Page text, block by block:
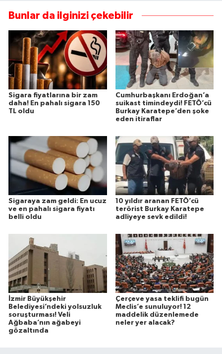
Bunlar da ilginizi çekebilir
Sigara fiyatlarına bir zam
daha! En pahalı sigara 150
TL oldu
Cumhurbaşkanı Erdoğan’a
suikast timindeydi! FETÖ’cü
Burkay Karatepe’den şoke
eden itiraflar
Sigaraya zam geldi: En ucuz
ve en pahalı sigara fiyatı
belli oldu
10 yıldır aranan FETÖ’cü
terörist Burkay Karatepe
adliyeye sevk edildi!
İzmir Büyükşehir
Belediyesi’ndeki yolsuzluk
soruşturması! Veli
Ağbaba’nın ağabeyi
gözaltında
Çerçeve yasa teklifi bugün
Meclis’e sunuluyor! 12
maddelik düzenlemede
neler yer alacak?